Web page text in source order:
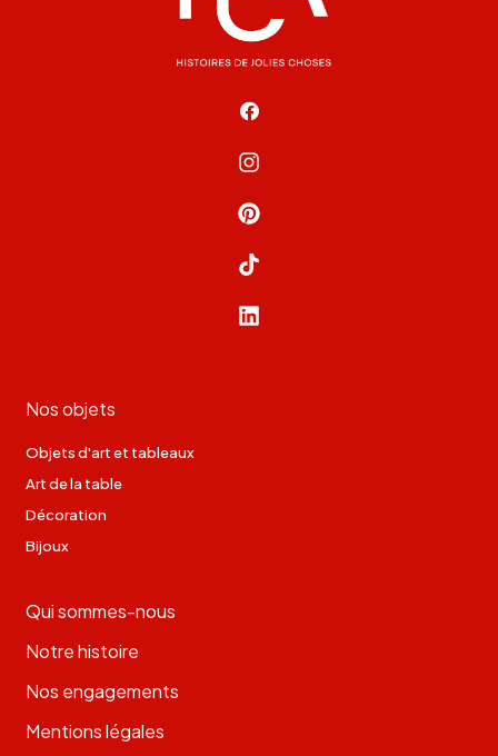
Nos objets
Objets d'art et tableaux
Art de la table
Décoration
Bijoux
Qui sommes-nous
Notre histoire
Nos engagements
Mentions légales